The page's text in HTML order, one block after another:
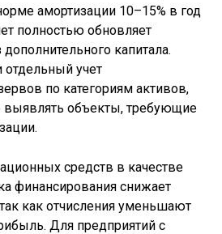
амортизации 10–15% в год
полностью обновляет
капитала.
отдельный учет
по категориям активов,
объекты, требующие
средств в качестве
финансирования снижает
как отчисления уменьшают
Для предприятий с